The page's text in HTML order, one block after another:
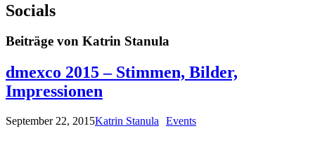
Socials
Beiträge von Katrin Stanula
dmexco 2015 – Stimmen, Bilder,
Impressionen
September 22, 2015Katrin Stanula Events